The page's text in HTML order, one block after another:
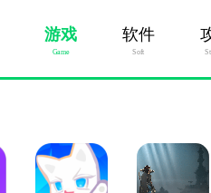
游戏
Game
软件
Soft